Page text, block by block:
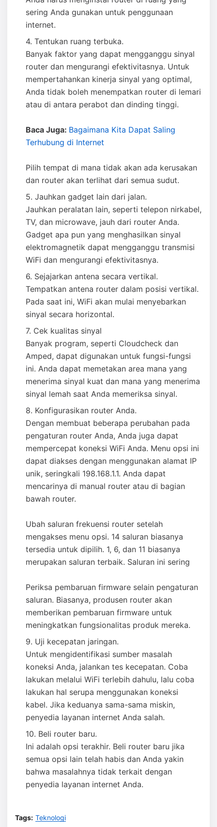
sering Anda gunakan untuk penggunaan
internet.
Tentukan ruang terbuka.
Banyak faktor yang dapat mengganggu sinyal
router dan mengurangi efektivitasnya. Untuk
mempertahankan kinerja sinyal yang optimal,
Anda tidak boleh menempatkan router di lemari
atau di antara perabot dan dinding tinggi.
Baca Juga: Bagaimana Kita Dapat Saling
Terhubung di Internet
Pilih tempat di mana tidak akan ada kerusakan
dan router akan terlihat dari semua sudut.
Jauhkan gadget lain dari jalan.
Jauhkan peralatan lain, seperti telepon nirkabel,
TV, dan microwave, jauh dari router Anda.
Gadget apa pun yang menghasilkan sinyal
elektromagnetik dapat mengganggu transmisi
WiFi dan mengurangi efektivitasnya.
Sejajarkan antena secara vertikal.
Tempatkan antena router dalam posisi vertikal.
Pada saat ini, WiFi akan mulai menyebarkan
sinyal secara horizontal.
Cek kualitas sinyal
Banyak program, seperti Cloudcheck dan
Amped, dapat digunakan untuk fungsi-fungsi
ini. Anda dapat memetakan area mana yang
menerima sinyal kuat dan mana yang menerima
sinyal lemah saat Anda memeriksa sinyal.
Konfigurasikan router Anda.
Dengan membuat beberapa perubahan pada
pengaturan router Anda, Anda juga dapat
mempercepat koneksi WiFi Anda. Menu opsi ini
dapat diakses dengan menggunakan alamat IP
unik, seringkali 198.168.1.1. Anda dapat
mencarinya di manual router atau di bagian
bawah router.
Ubah saluran frekuensi router setelah
mengakses menu opsi. 14 saluran biasanya
tersedia untuk dipilih. 1, 6, dan 11 biasanya
merupakan saluran terbaik. Saluran ini sering
Periksa pembaruan firmware selain pengaturan
saluran. Biasanya, produsen router akan
memberikan pembaruan firmware untuk
meningkatkan fungsionalitas produk mereka.
Uji kecepatan jaringan.
Untuk mengidentifikasi sumber masalah
koneksi Anda, jalankan tes kecepatan. Coba
lakukan melalui WiFi terlebih dahulu, lalu coba
lakukan hal serupa menggunakan koneksi
kabel. Jika keduanya sama-sama miskin,
penyedia layanan internet Anda salah.
Beli router baru.
Ini adalah opsi terakhir. Beli router baru jika
semua opsi lain telah habis dan Anda yakin
bahwa masalahnya tidak terkait dengan
penyedia layanan internet Anda.
Tags: Teknologi